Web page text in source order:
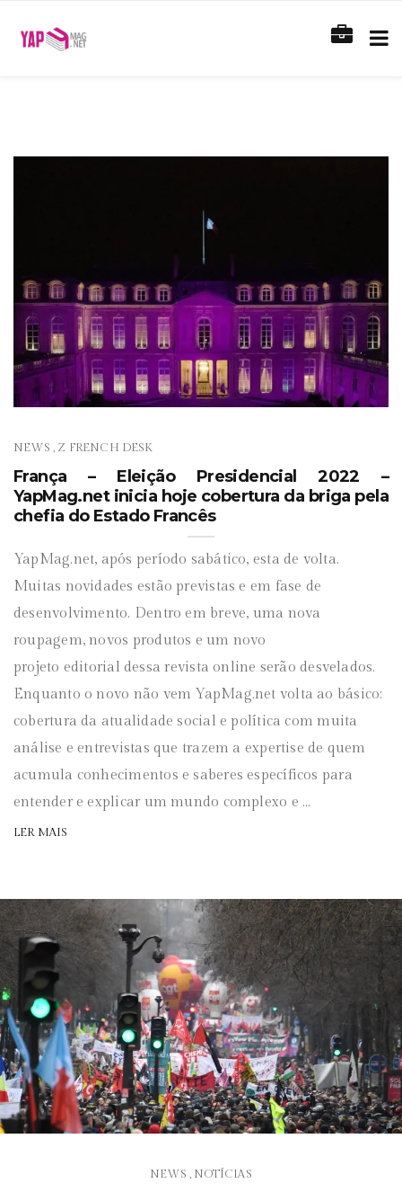
NEWS Z FRENCH DESK
França – Eleição Presidencial 2022 –
YapMag.net inicia hoje cobertura da briga pela
chefia do Estado Francês
YapMag.net, após período sabático, esta de volta.
Muitas novidades estão previstas e em fase de
desenvolvimento. Dentro em breve, uma nova
roupagem, novos produtos e um novo
projeto editorial dessa revista online serão desvelados.
Enquanto o novo não vem YapMag.net volta ao básico:
cobertura da atualidade social e política com muita
análise e entrevistas que trazem a expertise de quem
acumula conhecimentos e saberes específicos para
entender e explicar um mundo complexo e ...
LER MAIS
NEWS , NOTÍCIAS